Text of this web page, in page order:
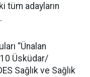
tüm adayların
“Ünalan
Üsküdar/
Sağlık ve Sağlık